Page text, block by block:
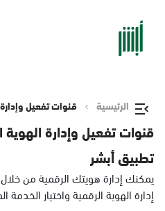
الرئيسية قنوات تفعيل
قنوات تفعيل وإدارة الهوية
تطبيق أبشر
يمكنك إدارة هويتك الرقمية من
إدارة الهوية الرقمية واختيار الخدمة